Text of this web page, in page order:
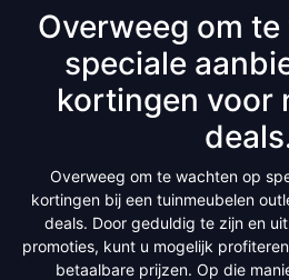
Overweeg om
speciale
kortingen voor
Overweeg om te wachten op
kortingen bij een tuinmeubelen
deals. Door geduldig te zijn en
promoties, kunt u mogelijk
betaalbare prijzen. Op die